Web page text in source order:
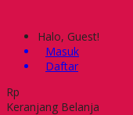
Halo, Guest!
Masuk
Daftar
Rp
Keranjang Belanja